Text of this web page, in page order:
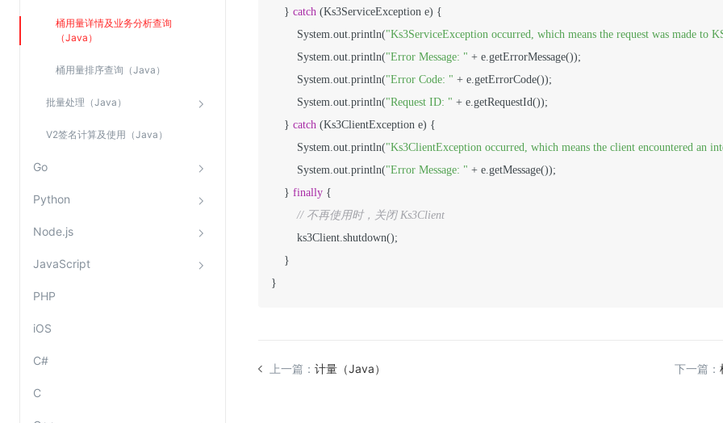
桶用量详情及业务分析查询
（Java）
桶用量排序查询（Java）
批量处理（Java）
V2签名计算及使用（Java）
Go
Python
Node.js
JavaScript
PHP
iOS
C#
C
    }
catch (Ks3ServiceException e) {
        System.out.println(
"Ks3ServiceException occurred, which means the request was made to
        System.out.println(
"Error Message: " + e.getErrorMessage());
        System.out.println(
"Error Code: " + e.getErrorCode());
        System.out.println(
"Request ID: " + e.getRequestId());
    }
catch (Ks3ClientException e) {
        System.out.println(
"Ks3ClientException occurred, which means the client encountered an
        System.out.println(
"Error Message: " + e.getMessage());
    }
finally {
// 不再使用时，关闭 Ks3Client
        ks3Client.shutdown();
    }
}
上一篇： 计量（Java） 下一篇：